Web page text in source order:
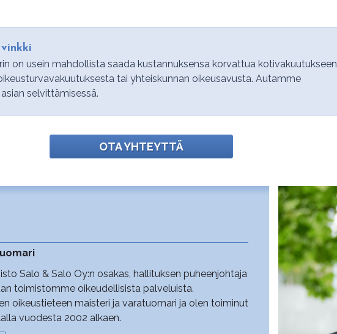
on usein mahdollista saada kustannuksensa korvattua kotivakuutukseen
tai yhteiskunnan oikeusavusta. Autamme
selvittämisessä.
OTA YHTEYTTÄ
Salo & Salo Oy:n osakas, hallituksen puheenjohtaja
toimistomme oikeudellisista palveluista.
oikeustieteen maisteri ja varatuomari ja olen toiminut
vuodesta 2002 alkaen.